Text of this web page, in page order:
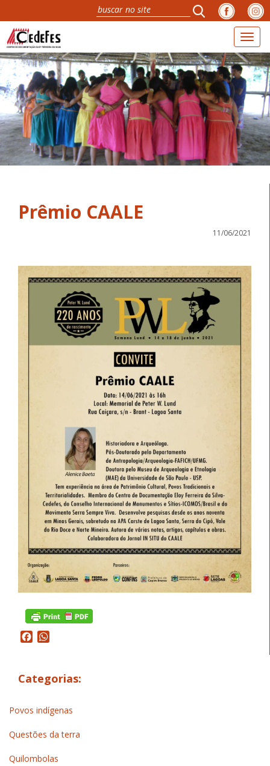
Prêmio CAALE
11/06/2021
Facebook
Categorias:
Povos indígenas
Questões da terra
Quilombolas